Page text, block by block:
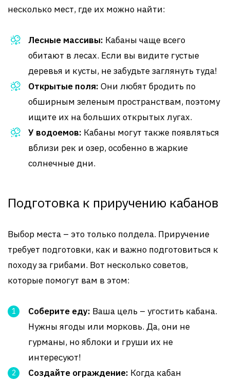
несколько мест, где их можно найти:
Лесные массивы: Кабаны чаще всего
обитают в лесах. Если вы видите густые
деревья и кусты, не забудьте заглянуть туда!
Открытые поля: Они любят бродить по
обширным зеленым пространствам, поэтому
ищите их на больших открытых лугах.
У водоемов: Кабаны могут также появляться
вблизи рек и озер, особенно в жаркие
солнечные дни.
Подготовка к приручению кабанов
Выбор места – это только полдела. Приручение
требует подготовки, как и важно подготовиться к
походу за грибами. Вот несколько советов,
которые помогут вам в этом:
Соберите еду: Ваша цель – угостить кабана.
Нужны ягоды или морковь. Да, они не
гурманы, но яблоки и груши их не
интересуют!
Создайте ограждение: Когда кабан